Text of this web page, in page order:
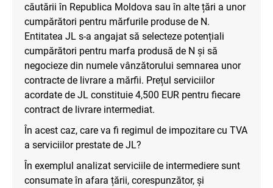
căutării în Republica Moldova sau în alte țări a unor
cumpărători pentru mărfurile produse de N.
Entitatea JL s-a angajat să selecteze potențiali
cumpărători pentru marfa produsă de N și să
negocieze din numele vânzătorului semnarea unor
contracte de livrare a mărfii. Prețul serviciilor
acordate de JL constituie 4,500 EUR pentru fiecare
contract de livrare intermediat.
În acest caz, care va fi regimul de impozitare cu TVA
a serviciilor prestate de JL?
În exemplul analizat serviciile de intermediere sunt
consumate în afara țării, corespunzător, și